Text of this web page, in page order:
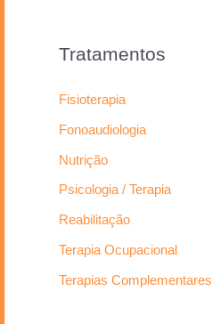
Tratamentos
Fisioterapia
Fonoaudiologia
Nutrição
Psicologia / Terapia
Reabilitação
Terapia Ocupacional
Terapias Complementares